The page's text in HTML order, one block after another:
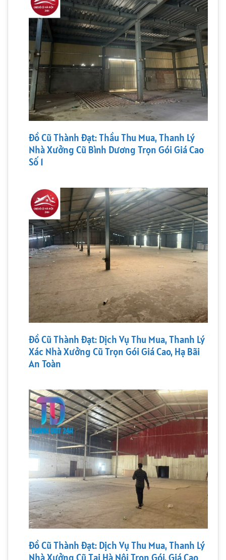
Đồ Cũ Thành Đạt: Thầu Thu Mua, Thanh Lý
Nhà Xưởng Cũ Bình Dương Trọn Gói Giá Cao
Số 1
Đồ Cũ Thành Đạt: Dịch Vụ Thu Mua, Thanh Lý
Xác Nhà Xưởng Cũ Trọn Gói Giá Cao, Hạ Bãi
An Toàn
Đồ Cũ Thành Đạt: Dịch Vụ Thu Mua, Thanh Lý
Nhà Xưởng Cũ Tại Hà Nội Trọn Gói, Giá Cao